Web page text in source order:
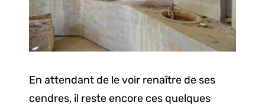
En attendant de le voir renaître de ses
cendres, il reste encore ces quelques